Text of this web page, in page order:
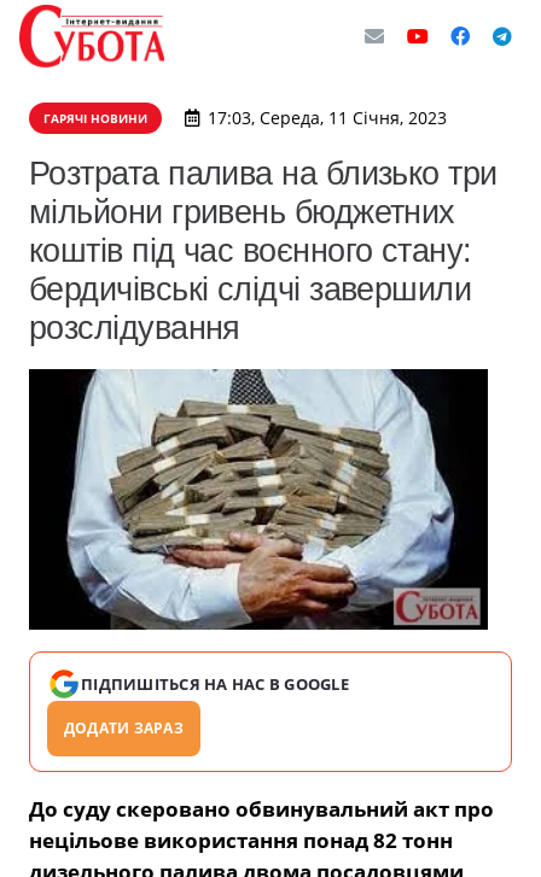
ГАРЯЧІ НОВИНИ 17:03, Середа, 11 Січня, 2023
Розтрата палива на близько три
мільйони гривень бюджетних
коштів під час воєнного стану:
бердичівські слідчі завершили
розслідування
ПІДПИШІТЬСЯ НА НАС В GOOGLE
ДОДАТИ ЗАРАЗ
До суду скеровано обвинувальний акт про
нецільове використання понад 82 тонн
дизельного палива двома посадовцями